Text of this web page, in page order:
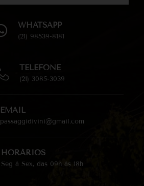
WHATSAPP
(21) 98539-8181
TELEFONE
(21) 3085-3039
EMAIL
passaggidivini@gmail.com
HORÁRIOS
Seg à Sex, das 09h às 18h